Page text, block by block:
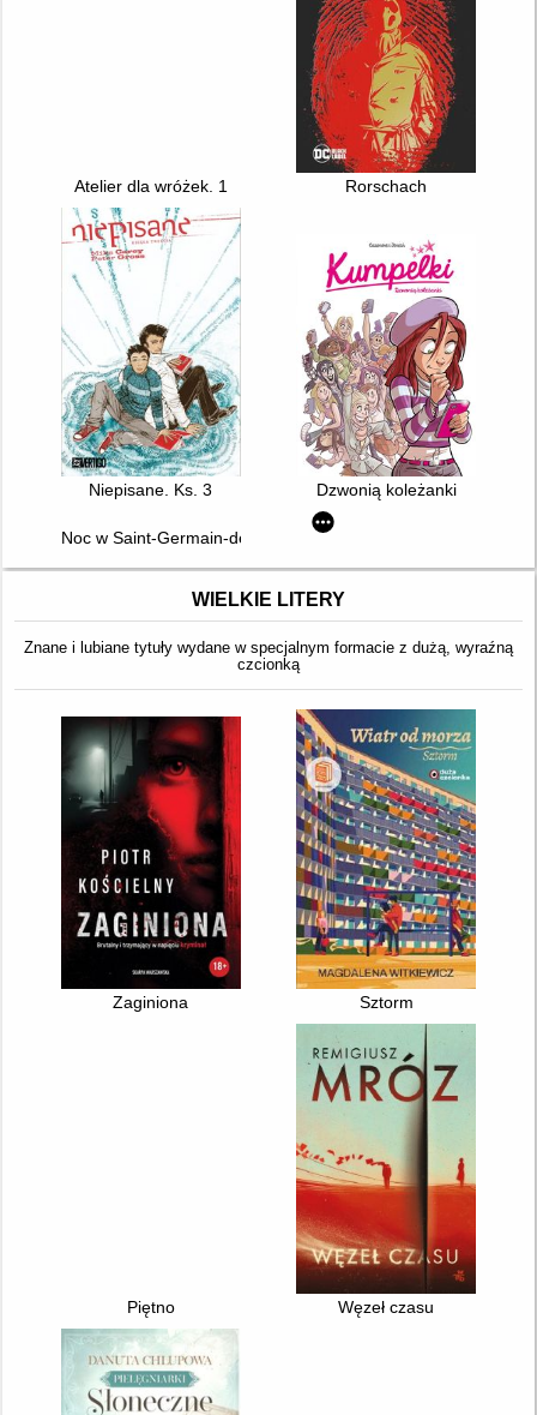
Atelier dla wróżek. 1 Rorschach
Niepisane. Ks. 3 Dzwonią koleżanki
Noc w Saint-Germain-des-Prés
WIELKIE LITERY
Znane i lubiane tytuły wydane w specjalnym formacie z dużą, wyraźną
czcionką
Zaginiona Sztorm
Piętno Węzeł czasu